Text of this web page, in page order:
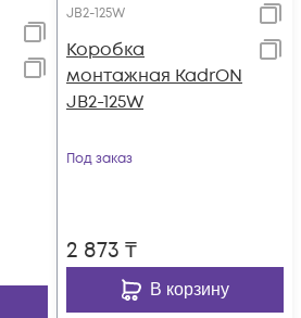
JB2-125W
Коробка
монтажная KadrON
JB2-125W
Под заказ
2 873 ₸
В корзину